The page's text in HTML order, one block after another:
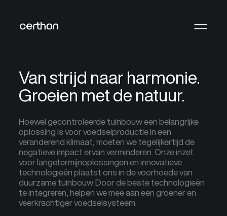
Van strijd naar harmonie.
Groeien met de natuur.
Hoewel gecontroleerde tuinbouw een belangrijke
oplossing is voor voedselproductie in een
veranderend klimaat, moeten we tegelijkertijd de
negatieve impact ervan verminderen. Onze inzet
voor langetermijnoplossingen en innovatieve
technologieën plaatst ons in de voorhoede van
duurzame tuinbouw. Door de beste technologieën
te integreren, helpen we mee aan een groener en
veerkrachtiger voedselsysteem.